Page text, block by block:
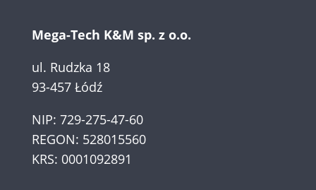
Mega-Tech K&M sp. z o.o.
ul. Rudzka 18
93-457 Łódź
NIP: 729-275-47-60
REGON: 528015560
KRS: 0001092891